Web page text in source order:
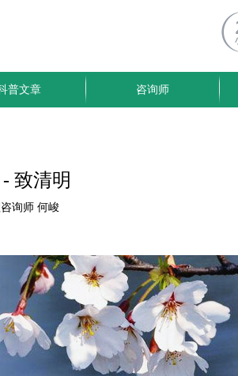
普文章 咨询师
致清明
询师 何峻